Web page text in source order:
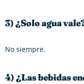
3) ¿Solo agua
No siempre.
4) ¿Las bebidas